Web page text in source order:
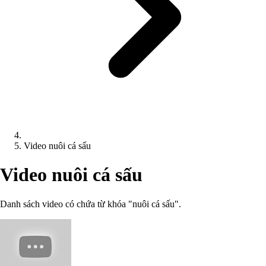
Video nuôi cá sấu
Video nuôi cá sấu
Danh sách video có chứa từ khóa "nuôi cá sấu".